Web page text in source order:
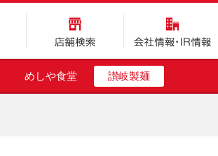
店舗検索 会社情報・IR情報
めしや食堂 讃岐製麺